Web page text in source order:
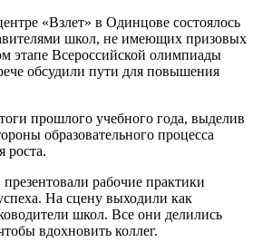
«Взлет» в Одинцове состоялось
школ, не имеющих призовых
этапе Всероссийской олимпиады
обсудили пути для повышения
прошлого учебного года, выделив
образовательного процесса
роста.
рабочие практики
На сцену выходили как
школ. Все они делились
вдохновить коллег.